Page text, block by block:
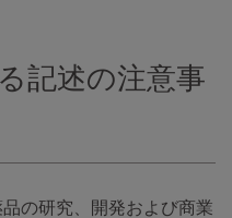
記述の注意事
の研究、開発および商業